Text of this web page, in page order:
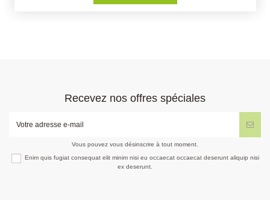
Recevez nos offres spéciales
Vous pouvez vous désinscrire à tout moment.
Enim quis fugiat consequat elit minim nisi eu occaecat occaecat deserunt aliquip nisi
ex deserunt.